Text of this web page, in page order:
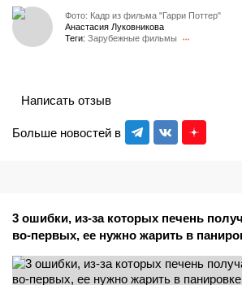
Фото: Кадр из фильма "Гарри Поттер"
Анастасия Луковникова
Теги: Зарубежные фильмы
Больше новостей в
Написать отзыв
3 ошибки, из-за которых печень
во-первых, ее нужно жарить в